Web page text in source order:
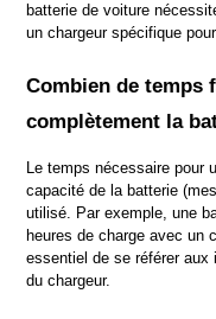
batterie de voiture
un chargeur spécifique
Combien de temps
complètement la
Le temps nécessaire pour
capacité de la batterie
utilisé. Par exemple, une
heures de charge avec un
essentiel de se référer
du chargeur.